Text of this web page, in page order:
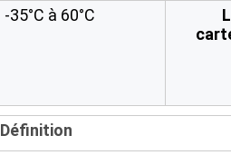
-35°C à 60°C
Définition